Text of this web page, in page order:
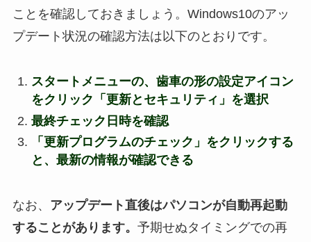
ことを確認しておきましょう。Windows10のアッ
プデート状況の確認方法は以下のとおりです。
スタートメニューの、歯車の形の設定アイコン
をクリック「更新とセキュリティ」を選択
最終チェック日時を確認
「更新プログラムのチェック」をクリックする
と、最新の情報が確認できる
なお、 アップデート直後はパソコンが自動再起動
することがあります。 予期せぬタイミングでの再